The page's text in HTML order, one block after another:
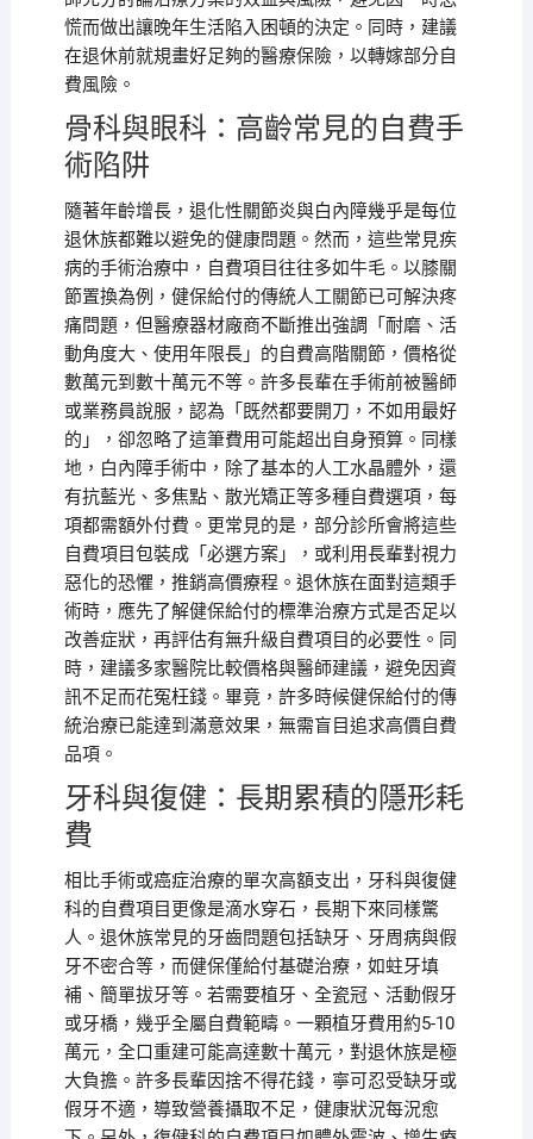
慌而做出讓晚年生活陷入困頓的決定。同時，建議
在退休前就規畫好足夠的醫療保險，以轉嫁部分自
費風險。
骨科與眼科：高齡常見的自費手
術陷阱
隨著年齡增長，退化性關節炎與白內障幾乎是每位
退休族都難以避免的健康問題。然而，這些常見疾
病的手術治療中，自費項目往往多如牛毛。以膝關
節置換為例，健保給付的傳統人工關節已可解決疼
痛問題，但醫療器材廠商不斷推出強調「耐磨、活
動角度大、使用年限長」的自費高階關節，價格從
數萬元到數十萬元不等。許多長輩在手術前被醫師
或業務員說服，認為「既然都要開刀，不如用最好
的」，卻忽略了這筆費用可能超出自身預算。同樣
地，白內障手術中，除了基本的人工水晶體外，還
有抗藍光、多焦點、散光矯正等多種自費選項，每
項都需額外付費。更常見的是，部分診所會將這些
自費項目包裝成「必選方案」，或利用長輩對視力
惡化的恐懼，推銷高價療程。退休族在面對這類手
術時，應先了解健保給付的標準治療方式是否足以
改善症狀，再評估有無升級自費項目的必要性。同
時，建議多家醫院比較價格與醫師建議，避免因資
訊不足而花冤枉錢。畢竟，許多時候健保給付的傳
統治療已能達到滿意效果，無需盲目追求高價自費
品項。
牙科與復健：長期累積的隱形耗
費
相比手術或癌症治療的單次高額支出，牙科與復健
科的自費項目更像是滴水穿石，長期下來同樣驚
人。退休族常見的牙齒問題包括缺牙、牙周病與假
牙不密合等，而健保僅給付基礎治療，如蛀牙填
補、簡單拔牙等。若需要植牙、全瓷冠、活動假牙
或牙橋，幾乎全屬自費範疇。一顆植牙費用約5-10
萬元，全口重建可能高達數十萬元，對退休族是極
大負擔。許多長輩因捨不得花錢，寧可忍受缺牙或
假牙不適，導致營養攝取不足，健康狀況每況愈